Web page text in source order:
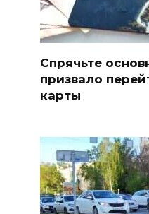
Спрячьте
призвало
карты